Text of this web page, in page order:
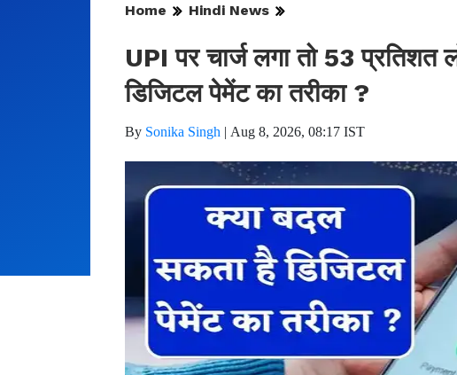
Home Hindi News
UPI पर चार्ज लगा तो 53
डिजिटल पेमेंट का तरीका ?
By Sonika Singh | Aug 8, 2026, 08:17 IST